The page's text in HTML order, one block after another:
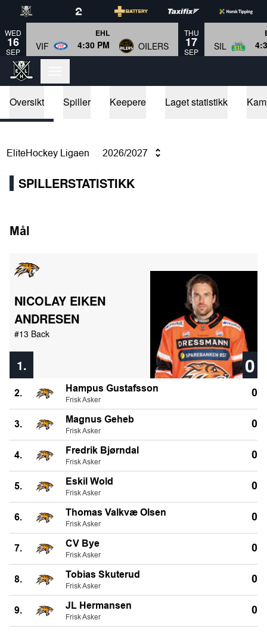
WED
16
SEP
EHL
VIF 4:30 PM OILERS
THU
17
SEP SIL
Oversikt Spiller Keepere Laget statistikk
EliteHockey Ligaen 2026/2027
SPILLERSTATISTIKK
Mål
NICOLAY EIKEN
ANDRESEN
#13 Back
1. 0
2.
Hampus Gustafsson
Frisk Asker
0
3.
Magnus Geheb
Frisk Asker
0
4.
Fredrik Bjørndal
Frisk Asker
0
5.
Eskil Wold
Frisk Asker
0
6.
Thomas Valkvæ Olsen
Frisk Asker
0
7.
CV Bye
Frisk Asker
0
8.
Tobias Skuterud
Frisk Asker
0
9.
JL Hermansen
Frisk Asker
0